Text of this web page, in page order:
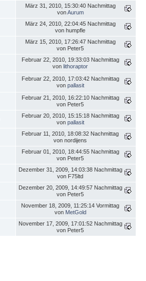
März 31, 2010, 15:30:40 Nachmittag
vonAurum
März 24, 2010, 22:04:45 Nachmittag
von humpfle
März 15, 2010, 17:26:47 Nachmittag
von Peter5
Februar 22, 2010, 19:33:03 Nachmittag
von lithoraptor
Februar 22, 2010, 17:03:42 Nachmittag
von pallasit
Februar 21, 2010, 16:22:10 Nachmittag
von Peter5
Februar 20, 2010, 15:15:18 Nachmittag
von pallasit
Februar 11, 2010, 18:08:32 Nachmittag
von nordijens
Februar 01, 2010, 18:44:55 Nachmittag
von Peter5
Dezember 31, 2009, 14:03:38 Nachmittag
von F75ltd
Dezember 20, 2009, 14:49:57 Nachmittag
von Peter5
November 18, 2009, 11:25:14 Vormittag
von MetGold
November 17, 2009, 17:01:52 Nachmittag
von Peter5